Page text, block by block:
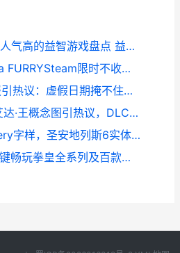
益智游戏有哪些好玩 人气高的益智游戏盘点 益智游戏有哪些软件
Dino Running from a FURRYSteam限时不收费领至2026年5月31日
伪经典Xbox日本海报引热议：虚假日期掩不住真正年代感和传播诚意 日本xbox销量
生化危机9：安魂曲艾达·王概念图引热议，DLC回归预测通道开始 生化危机9安魂曲里昂绝命危机
PS商店现Free Delivery字样，圣安地列斯6实体版预售或将启动 ps store
KK对战平台上线：一键畅玩拳皇全系列及百款典范街机游戏 kk对战平台上线多久